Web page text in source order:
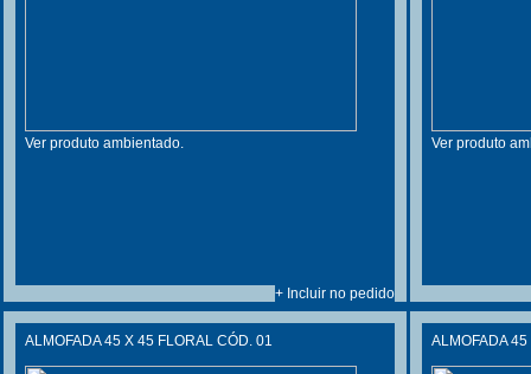
Ver produto ambientado.
+ Incluir no pedido
Ver produto
ALMOFADA 45 X 45 FLORAL CÓD. 01 ALMOFADA